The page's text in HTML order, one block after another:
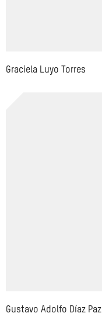
Graciela Luyo Torres
Gustavo Adolfo Díaz Paz